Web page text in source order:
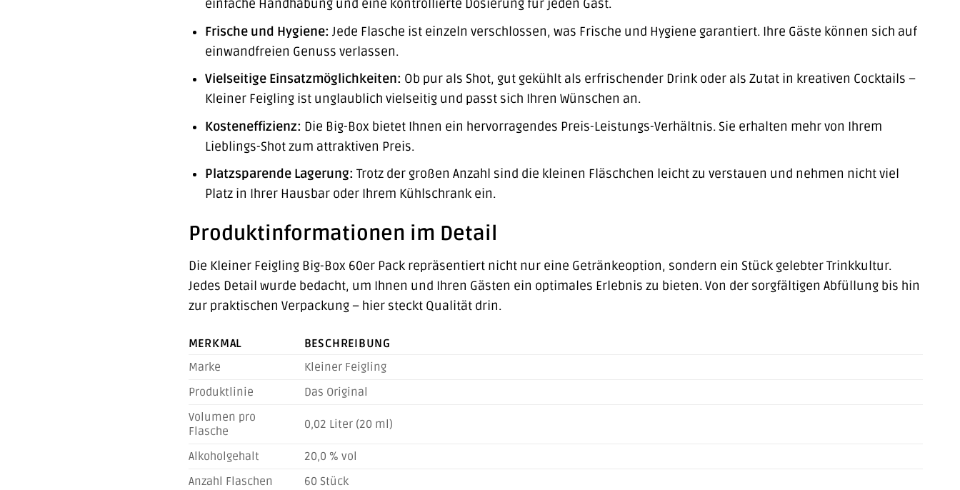
einfache Handhabung und eine kontrollierte Dosierung für jeden Gast.
Frische und Hygiene: Jede Flasche ist einzeln verschlossen, was Frische und Hygiene garantiert. Ihre Gäste können sich auf
einwandfreien Genuss verlassen.
Vielseitige Einsatzmöglichkeiten: Ob pur als Shot, gut gekühlt als erfrischender Drink oder als Zutat in kreativen Cocktails –
Kleiner Feigling ist unglaublich vielseitig und passt sich Ihren Wünschen an.
Kosteneffizienz: Die Big-Box bietet Ihnen ein hervorragendes Preis-Leistungs-Verhältnis. Sie erhalten mehr von Ihrem
Lieblings-Shot zum attraktiven Preis.
Platzsparende Lagerung: Trotz der großen Anzahl sind die kleinen Fläschchen leicht zu verstauen und nehmen nicht viel
Platz in Ihrer Hausbar oder Ihrem Kühlschrank ein.
Produktinformationen im Detail
Die Kleiner Feigling Big-Box 60er Pack repräsentiert nicht nur eine Getränkeoption, sondern ein Stück gelebter Trinkkultur.
Jedes Detail wurde bedacht, um Ihnen und Ihren Gästen ein optimales Erlebnis zu bieten. Von der sorgfältigen Abfüllung bis hin
zur praktischen Verpackung – hier steckt Qualität drin.
MERKMAL
BESCHREIBUNG
Marke
Kleiner Feigling
Produktlinie
Das Original
Volumen pro
Flasche
0,02 Liter (20 ml)
Alkoholgehalt
20,0 % vol
Anzahl Flaschen
60 Stück